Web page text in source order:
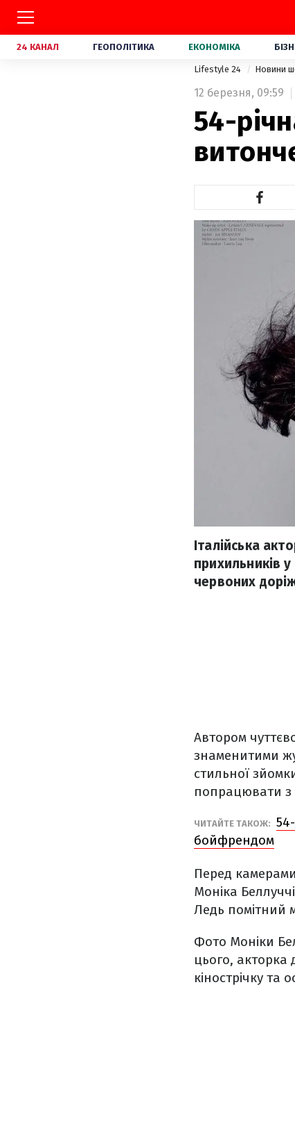
24 КАНАЛ ГЕОПОЛІТИКА ЕКОНОМІКА
Lifestyle 24 Новини
12 березня, 09:59
54-
Італійська
прихильників
червоних
Автором
знаменитими
стильної
попрацювати з
ЧИТАЙТЕ ТАКОЖ:
бойфрендом
Перед
Моніка
Ледь помітний
Фото Моніки
цього, акторка
кінострічку та